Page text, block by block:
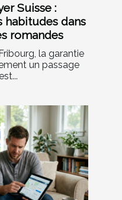
Suisse :
habitudes dans
romandes
la garantie
un passage